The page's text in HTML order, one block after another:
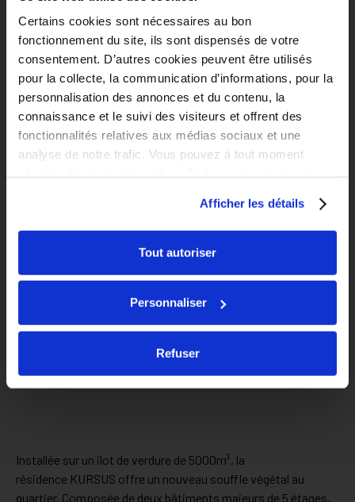
Certains cookies sont nécessaires au bon
fonctionnement du site, ils sont dispensés de votre
consentement. D’autres cookies peuvent être utilisés
pour la collecte, la communication d’informations, pour la
personnalisation des annonces et du contenu, la
connaissance et le suivi des visiteurs et offrent des
fonctionnalités relatives aux médias sociaux et une
analyse de notre trafic. Vous pouvez à tout moment
Afficher les détails
Tout autoriser
Personnaliser
Refuser
Installée sur un ilot de verdure de 5000m², la
résidence KURSUS offre un nouveau souffle végétal au
quartier. Composée de deux bâtiments majeurs de 5 étages,